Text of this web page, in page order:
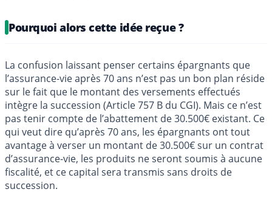
Pourquoi alors cette idée reçue ?
La confusion laissant penser certains épargnants que
l’assurance-vie après 70 ans n’est pas un bon plan réside
sur le fait que le montant des versements effectués
intègre la succession (Article 757 B du CGI). Mais ce n’est
pas tenir compte de l’abattement de 30.500€ existant. Ce
qui veut dire qu’après 70 ans, les épargnants ont tout
avantage à verser un montant de 30.500€ sur un contrat
d’assurance-vie, les produits ne seront soumis à aucune
fiscalité, et ce capital sera transmis sans droits de
succession.